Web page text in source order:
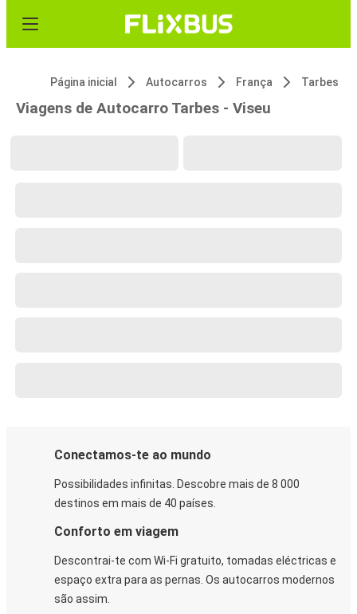
Página inicial Autocarros França Tarbes
Viagens de Autocarro Tarbes - Viseu
Conectamos-te ao mundo
Possibilidades infinitas. Descobre mais de 8 000
destinos em mais de 40 países.
Conforto em viagem
Descontrai-te com Wi-Fi gratuito, tomadas eléctricas e
espaço extra para as pernas. Os autocarros modernos
são assim.